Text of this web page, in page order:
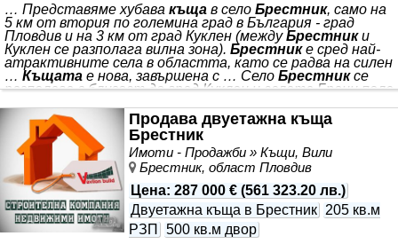
… Представяме хубава къща в село Брестник, само на
5 км от втория по големина град в България - град
Пловдив и на 3 км от град Куклен (междуБрестники
Куклен се разполага вилна зона). Брестнике сред най-
атрактивните села в областта, като се радва на силен
… Къщата е нова, завършена с … Село Брестниксе
разполага в близост до град Куклен и селата Брани поле
цитирайте референтния номер на имота. Моля,
кажете, че сте видeли обявата в alo.bg. Референтен
номер: Plv 82228 Отговорен брокер: Петър Петаларев
*** интерес за закупуване и строеж на нови имот на
негова територия
Продава двуетажна къща
Брестник
Имоти - Продажби » Къщи, Вили
Брестник, област Пловдив
Цена: 287 000 € (561 323.20 лв.)
Двуетажна къща в Брестник 205 кв.м
РЗП
500 кв.м двор